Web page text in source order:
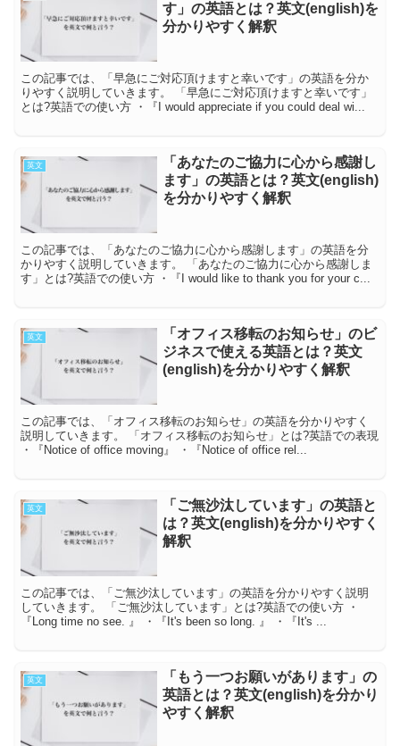
す」の英語とは？英文(english)を
分かりやすく解釈
この記事では、「早急にご対応頂けますと幸いです」の英語を分か
りやすく説明していきます。 「早急にご対応頂けますと幸いです」
とは?英語での使い方 ・『I would appreciate if you could deal wi...
英文
「あなたのご協力に心から感謝し
ます」の英語とは？英文(english)
を分かりやすく解釈
この記事では、「あなたのご協力に心から感謝します」の英語を分
かりやすく説明していきます。 「あなたのご協力に心から感謝しま
す」とは?英語での使い方 ・『I would like to thank you for your c...
英文
「オフィス移転のお知らせ」のビ
ジネスで使える英語とは？英文
(english)を分かりやすく解釈
この記事では、「オフィス移転のお知らせ」の英語を分かりやすく
説明していきます。 「オフィス移転のお知らせ」とは?英語での表現
・『Notice of office moving』 ・『Notice of office rel...
英文
「ご無沙汰しています」の英語と
は？英文(english)を分かりやすく
解釈
この記事では、「ご無沙汰しています」の英語を分かりやすく説明
していきます。 「ご無沙汰しています」とは?英語での使い方 ・
『Long time no see. 』 ・『It's been so long. 』 ・『It's ...
英文
「もう一つお願いがあります」の
英語とは？英文(english)を分かり
やすく解釈